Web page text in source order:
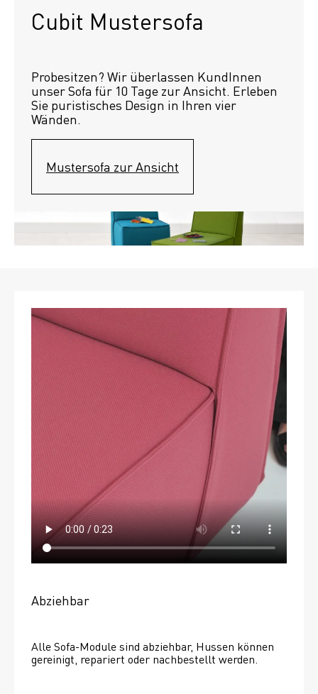
Cubit Mustersofa
Probesitzen? Wir überlassen KundInnen
unser Sofa für 10 Tage zur Ansicht. Erleben
Sie puristisches Design in Ihren vier
Wänden.
Mustersofa zur Ansicht
Abziehbar
Alle Sofa-Module sind abziehbar, Hussen können
gereinigt, repariert oder nachbestellt werden.